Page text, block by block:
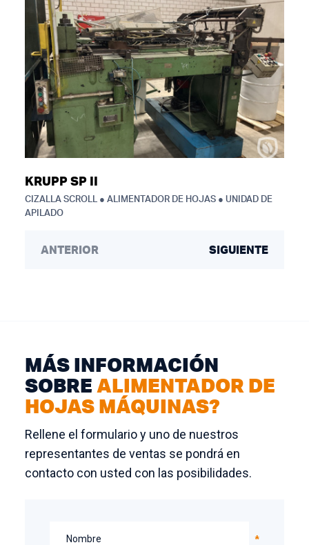
KRUPP SP II
CIZALLA SCROLL ● ALIMENTADOR DE HOJAS ● UNIDAD DE
APILADO
ANTERIOR SIGUIENTE
MÁS INFORMACIÓN
SOBREALIMENTADOR DE
HOJAS MÁQUINAS?
Rellene el formulario y uno de nuestros
representantes de ventas se pondrá en
contacto con usted con las posibilidades.
Nombre